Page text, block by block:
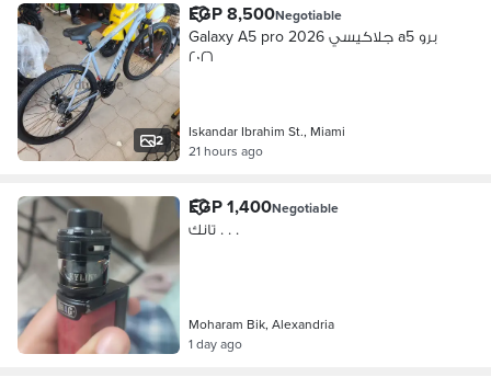
2
EGP 8,500Negotiable
Galaxy A5 pro 2026 جلاكيسي a5 برو
٢٠٢٦
Iskandar Ibrahim St., Miami
21 hours ago
EGP 1,400Negotiable
تانك . . .
Moharam Bik, Alexandria
1 day ago